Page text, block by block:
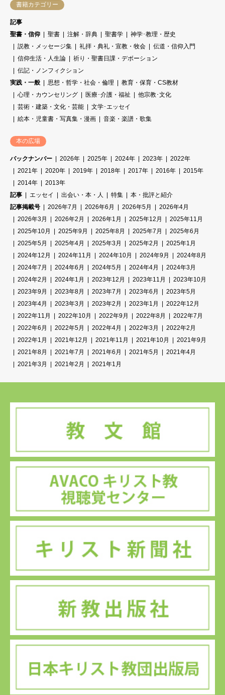
書籍カテゴリー
記事
聖書・信仰
聖書 注解・辞典 聖書学
神学･教理・歴史
説教・メッセージ集
礼拝・典礼・宣教・牧会
伝道・信仰入門
信仰生活・人生論
祈り・聖書日課・デボーション
伝記・ノンフィクション
実践・一般
思想・哲学・社会・倫理
教育・保育・CS教材
心理・カウンセリング
医療･介護・福祉
他宗教･文化
芸術・建築・文化・芸能
文学･エッセイ
絵本・児童書・写真集・漫画
音楽・楽譜・歌集
本の広場
バックナンバー 2026年 2025年 2024年 2023年
2022年
2021年
2020年 2019年 2018年 2017年 2016年
2015年
2014年
2013年
記事
エッセイ 出会い・本・人 特集
本・批評と紹介
記事掲載号
2026年7月 2026年6月 2026年5月
2026年4月
2026年3月
2026年2月 2026年1月 2025年12月
2025年11月
2025年10月
2025年9月 2025年8月 2025年7月
2025年6月
2025年5月
2025年4月 2025年3月 2025年2月
2025年1月
2024年12月
2024年11月 2024年10月 2024年9月
2024年8月
2024年7月
2024年6月 2024年5月 2024年4月
2024年3月
2024年2月
2024年1月 2023年12月 2023年11月
2023年10月
2023年9月
2023年8月 2023年7月 2023年6月
2023年5月
2023年4月
2023年3月 2023年2月 2023年1月
2022年12月
2022年11月
2022年10月 2022年9月 2022年8月
2022年7月
2022年6月
2022年5月 2022年4月 2022年3月
2022年2月
2022年1月
2021年12月 2021年11月 2021年10月
2021年9月
2021年8月
2021年7月 2021年6月 2021年5月
2021年4月
2021年3月
2021年2月 2021年1月